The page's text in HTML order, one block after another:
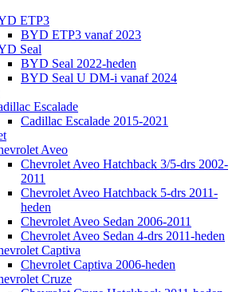
ETP3
BYD ETP3 vanaf 2023
Seal
BYD Seal 2022-heden
BYD Seal U DM-i vanaf 2024
Escalade
Cadillac Escalade 2015-2021
Aveo
Chevrolet Aveo Hatchback 3/5-drs 2002-
2011
Chevrolet Aveo Hatchback 5-drs 2011-
heden
Chevrolet Aveo Sedan 2006-2011
Chevrolet Aveo Sedan 4-drs 2011-heden
Captiva
Chevrolet Captiva 2006-heden
Cruze